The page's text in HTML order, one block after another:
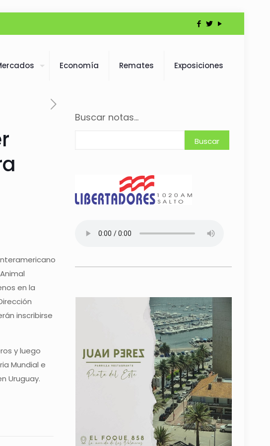
Economía Remates Exposiciones
en la
inscribirse
y luego
Mundial e
Uruguay.
Buscar notas...
Buscar